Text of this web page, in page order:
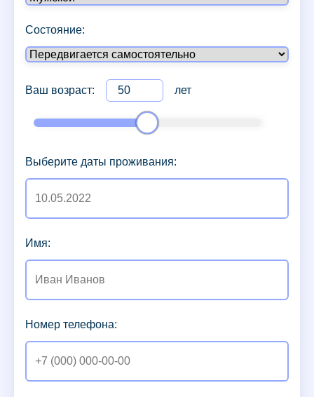
Состояние:
Ваш возраст: лет
Выберите даты проживания:
Имя:
Номер телефона: